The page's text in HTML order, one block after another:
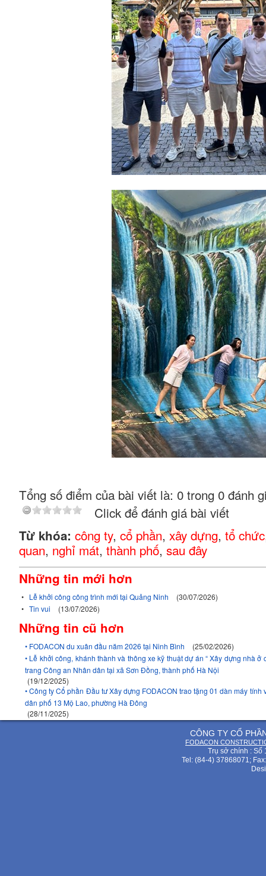
Tổng số điểm của bài viết là: 0 trong 0 đánh
Click để đánh giá bài viết
Từ khóa: công ty, cổ phần, xây dựng, tổ chức
quan, nghỉ mát, thành phố, sau đây
Những tin mới hơn
• Lễ khởi công công trình mới tại Quảng Ninh
(30/07/2026)
• Tin vui (13/07/2026)
Những tin cũ hơn
• FODACON du xuân đầu năm 2026 tại Ninh Bình
(25/02/2026)
• Lễ khởi công, khánh thành và thông xe kỹ thuật dự án “ Xây dựng nhà ở
trang Công an Nhân dân tại xã Sơn Đồng, thành phố Hà Nội
(19/12/2025)
• Công ty Cổ phần Đầu tư Xây dựng FODACON trao tặng 01 dàn máy tính
dân phố 13 Mộ Lao, phường Hà Đông
(28/11/2025)
CÔNG TY CỔ
FODACON
Trụ sở chính : Số
Tel: (84-4) 37868071;